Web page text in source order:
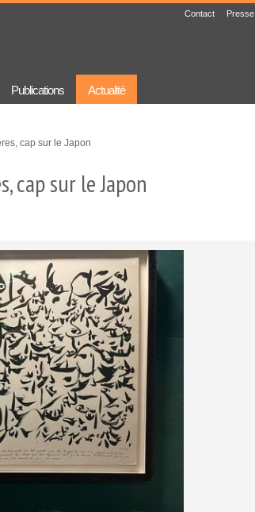
Contact Presse
Publications Actualité
cap sur le Japon
cap sur le Japon